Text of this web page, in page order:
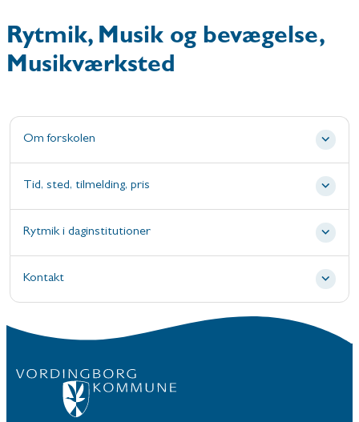
Rytmik, Musik og bevægelse,
Musikværksted
Om forskolen
Tid, sted, tilmelding, pris
Rytmik i daginstitutioner
Kontakt